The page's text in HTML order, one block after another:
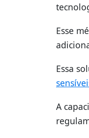
Esse
Essa
A